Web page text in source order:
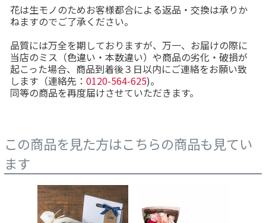
花は生モノのためお客様都合による返品・交換は承りか
ねますのでご了承ください。
品質には万全を期しておりますが、万一、お届けの際に
当店のミス（色違い・本数違い）や商品の劣化・破損が
起こった場合、商品到着後３日以内にご連絡をお願い致
します（連絡先： 0120-564-625)。
同等の商品を再度届けさせていただきます。
この商品を見た方はこちらの商品も見てい
ます